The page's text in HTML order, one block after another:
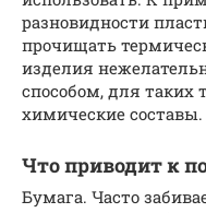
разновидности
прочищать
изделия
способом, для таких
химические составы.
Что приводит к
Бумага. Часто